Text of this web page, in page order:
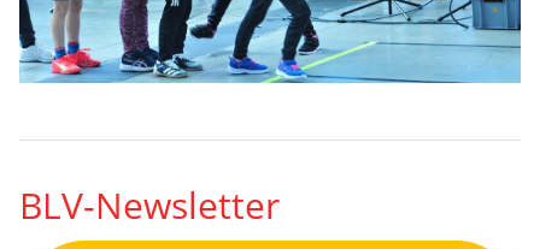
BLV-Newsletter